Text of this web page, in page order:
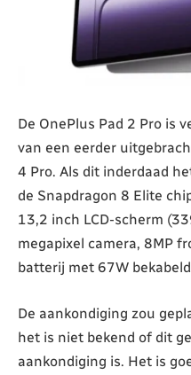
De OnePlus Pad 2 Pro is
van een eerder
4 Pro. Als dit inderdaad
de Snapdragon 8 Elite
13,2 inch LCD-scherm
megapixel camera, 8MP
batterij met 67W
De aankondiging zou
het is niet bekend of dit
aankondiging is. Het is